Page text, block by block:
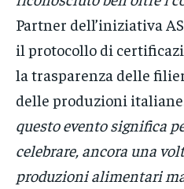
Partner dell’iniziativa
il protocollo di
la trasparenza delle
delle produzioni
questo evento significa
celebrare, ancora una
produzioni alimentari